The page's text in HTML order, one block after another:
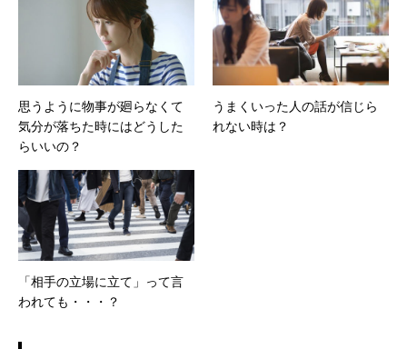
すように。と心から祈りと願いを込めて。
思うように物事が廻らなくて
気分が落ちた時にはどうした
らいいの？
うまくいった人の話が信じら
れない時は？
「相手の立場に立て」って言
われても・・・？